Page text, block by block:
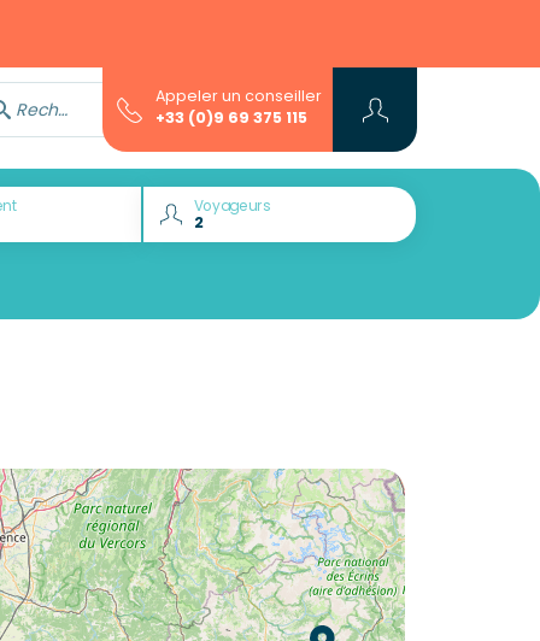
Rechercher avec l'assistant...
Appeler un conseiller
+33 (0)9 69 375 115
Voyageurs
Envie de découvrir :
Camping L'Argentière ?